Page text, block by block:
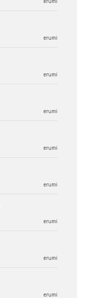
erumi
erumi
erumi
erumi
erumi
erumi
erumi
erumi